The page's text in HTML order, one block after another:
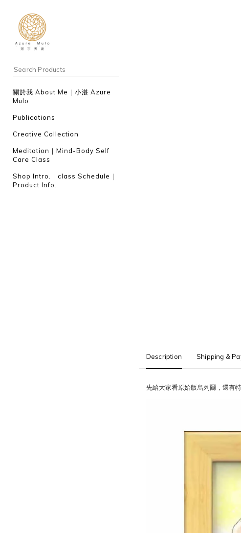
關於我 About Me｜小湛 Azure
Mulo
Publications
Creative Collection
Meditation｜Mind-Body Self
Care Class
Shop Intro.｜class Schedule｜
Product Info.
Description Shipping &
先給大家看原始版烏列爾，還有